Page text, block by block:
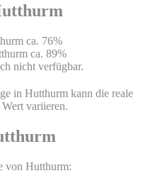
ca. 76%
ca. 89%
nicht verfügbar.
in Hutthurm kann die reale
variieren.
von Hutthurm: